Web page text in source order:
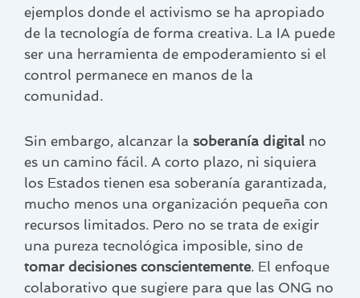
ejemplos donde el activismo se ha apropiado
de la tecnología de forma creativa. La IA puede
ser una herramienta de empoderamiento si el
control permanece en manos de la
comunidad.
Sin embargo, alcanzar lasoberanía digital no
es un camino fácil. A corto plazo, ni siquiera
los Estados tienen esa soberanía garantizada,
mucho menos una organización pequeña con
recursos limitados. Pero no se trata de exigir
una pureza tecnológica imposible, sino de
tomar decisiones conscientemente. El enfoque
colaborativo que sugiere para que las ONG no